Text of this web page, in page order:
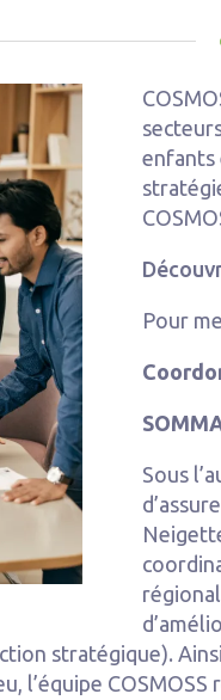
enfants
Pour
Sous
stratégique).
l’équipe